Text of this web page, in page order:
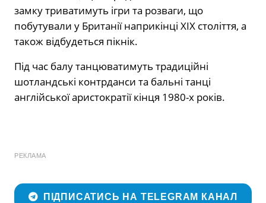
замку триватимуть ігри та розваги, що
побутували у Британії наприкінці ХІХ століття, а
також відбудеться пікнік.
Під час балу танцюватимуть традиційні
шотландські контрданси та бальні танці
англійської аристократії кінця 1980-х років.
РЕКЛАМА
ПІДПИСАТИСЬ НА TELEGRAM КАНАЛ